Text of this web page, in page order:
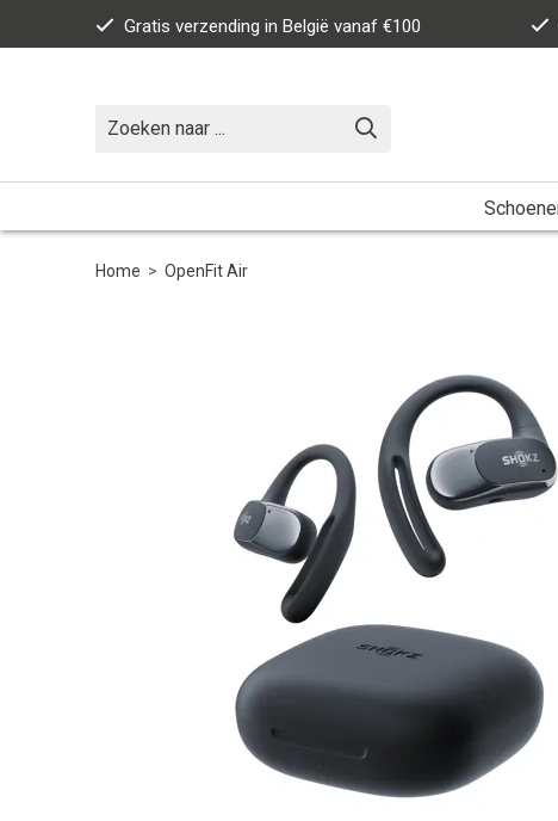
Gratis verzending in België vanaf €100
Home > OpenFit Air